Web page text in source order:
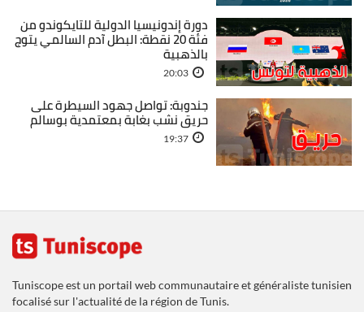
دورة إندونيسيا الدولية للتايكوندو من
فئة 20 نقطة: البطل آدم السالمي يتوج
بالذهبية
20:03
جندوبة: تواصل جهود السيطرة على
حريق نشب بغابة بمعتمدية بوسالم
19:37
Tuniscope est un portail web communautaire et généraliste tunisien
focalisé sur l'actualité de la région de Tunis.